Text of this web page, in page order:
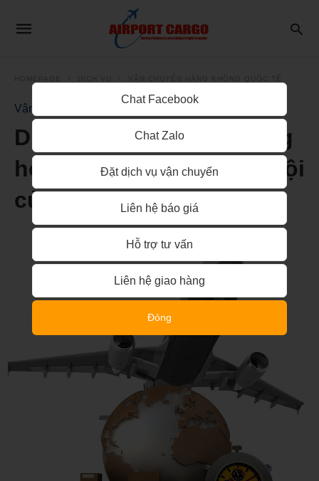
Vận Chuyển Hàng Không Quốc Tế
Dịch vụ vận chuyển hàng
hóa từ Nhật Bản về Hà Nội
của Airportcargo
Chat Facebook
Chat Zalo
Đặt dịch vụ vận chuyển
Liên hệ báo giá
Hỗ trợ tư vấn
Liên hệ giao hàng
Đóng